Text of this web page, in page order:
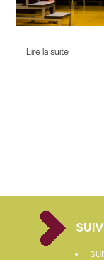
Lire la suite